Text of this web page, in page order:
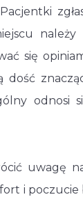
się
odnosi
uwagę
i poczucie